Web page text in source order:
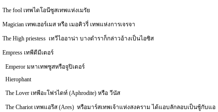
The fool เทพไดโอนีซูสเทพแห่งเมรัย
Magician เทพเฮอร์เมส หรือ เมอคิวรี่ เทพแห่งการเจรจา
The High priestess เทวีไออาน่า บางตำราก็กล่าวอ้างเป็นไอซิส
Empress เทพีดีมีเตอร์
Emperor มหาเทพซูสหรือจูปิเตอร์
Hierophant
The Lover เทพีอะโฟรไดท์ (Aphrodite) หรือ วีนัส
The Chariot เทพแอรีส (Ares) หรือมาร์สเทพเจ้าแห่งสงคราม ได้แอบลักลอบเป็นชู้กับแอ